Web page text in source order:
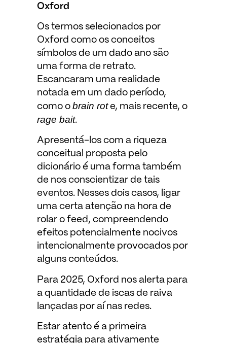
Oxford
Os termos selecionados por
Oxford como os conceitos
símbolos de um dado ano são
uma forma de retrato.
Escancaram uma realidade
notada em um dado período,
como o brain rote, mais recente, o
rage bait.
Apresentá-los com a riqueza
conceitual proposta pelo
dicionário é uma forma também
de nos conscientizar de tais
eventos. Nesses dois casos, ligar
uma certa atenção na hora de
rolar o feed, compreendendo
efeitos potencialmente nocivos
intencionalmente provocados por
alguns conteúdos.
Para 2025, Oxford nos alerta para
a quantidade de iscas de raiva
lançadas por aí nas redes.
Estar atento é a primeira
estratégia para ativamente